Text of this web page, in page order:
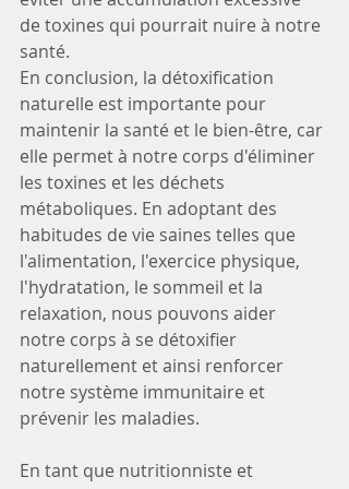
de toxines qui pourrait nuire à notre
santé.
En conclusion, la détoxification
naturelle est importante pour
maintenir la santé et le bien-être, car
elle permet à notre corps d'éliminer
les toxines et les déchets
métaboliques. En adoptant des
habitudes de vie saines telles que
l'alimentation, l'exercice physique,
l'hydratation, le sommeil et la
relaxation, nous pouvons aider
notre corps à se détoxifier
naturellement et ainsi renforcer
notre système immunitaire et
prévenir les maladies.
En tant que nutritionniste et